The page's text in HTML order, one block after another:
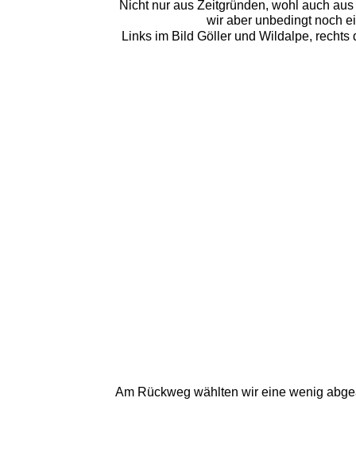
Nicht nur aus Zeitgründen, wohl auch
wir aber unbedingt noch
Links im Bild Göller und Wildalpe,
Am Rückweg wählten wir eine wenig